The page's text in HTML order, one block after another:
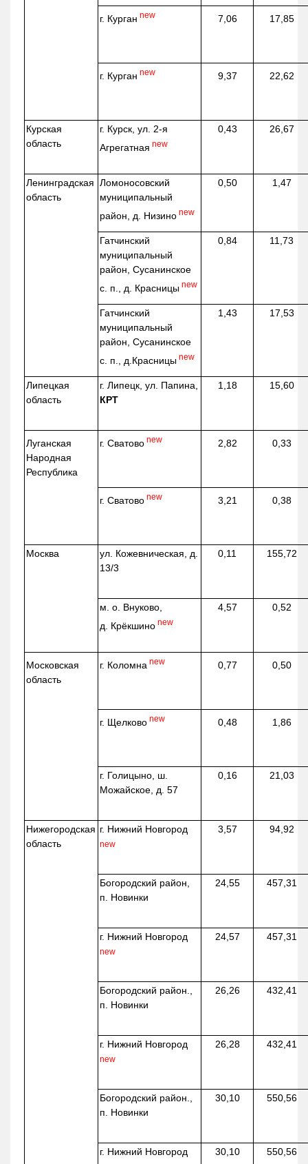
г. Курган new 7,06 17,85
г. Курган new 9,37 22,62
Курская
область
г. Курск, ул. 2-я
Агрегатная new
0,43 26,67
Ленинградская
область
Ломоносовский
муниципальный
район, д. Низино new
0,50 1,47
Гатчинский
муниципальный
район, Сусанинское
с. п., д. Красницы new
0,84 11,73
Гатчинский
муниципальный
район, Сусанинское
с. п., д.Красницы new
1,43 17,53
Липецкая
область
г. Липецк, ул. Папина,
КРТ
1,18 15,60
Луганская
Народная
Республика
г. Сватово new 2,82 0,33
г. Сватово new 3,21 0,38
Москва ул. Кожевническая, д.
13/3
0,11 155,72
м. о. Внуково,
д. Крёкшино new
4,57 0,52
Московская
область
г. Коломна new 0,77 0,50
г. Щелково new 0,48 1,86
г. Голицыно, ш.
Можайское, д. 57
0,16 21,03
Нижегородская
область
г. Нижний Новгород
new
3,57 94,92
Богородский район,
п. Новинки
24,55 457,31
г. Нижний Новгород
new
24,57 457,31
Богородский район.,
п. Новинки
26,26 432,41
г. Нижний Новгород
new
26,28 432,41
Богородский район.,
п. Новинки
30,10 550,56
г. Нижний Новгород 30,10 550,56